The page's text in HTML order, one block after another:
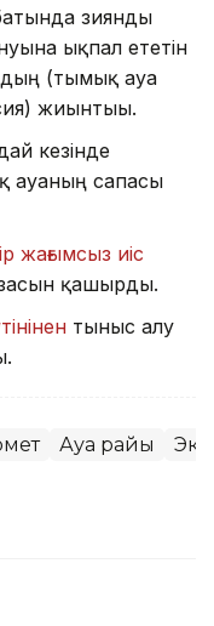
зиянды
ықпал ететін
(тымық ауа
жиынтығы.
кезінде
ауаның сапасы
жағымсыз иіс
қашырды.
тыныс алу
Ауа райы